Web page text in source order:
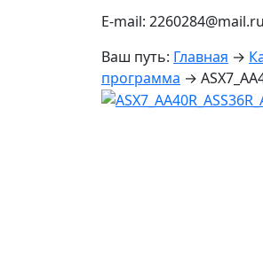
E-mail: 2260284@mail.ru
Ваш путь: Главная →
программа →